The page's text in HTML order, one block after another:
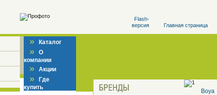
Flash-
версия
Главная страница
» Каталог
» О
компании
» Акции
» Где
купить
Boya